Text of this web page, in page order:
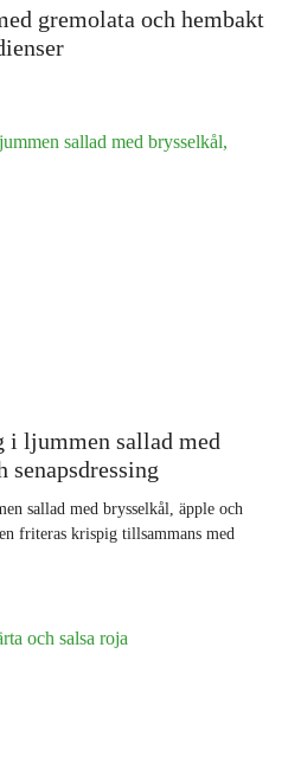
gremolata och hembakt
ljummen sallad med
senapsdressing
sallad med brysselkål, äpple och
friteras krispig tillsammans med